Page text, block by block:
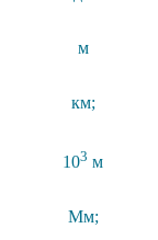
м
км;
103 м
Мм;